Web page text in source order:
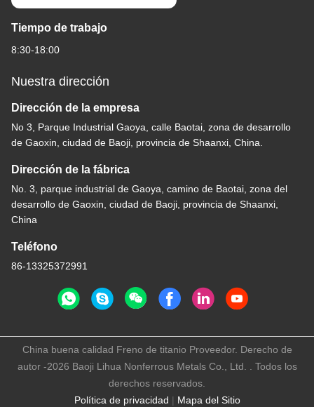
Tiempo de trabajo
8:30-18:00
Nuestra dirección
Dirección de la empresa
No 3, Parque Industrial Gaoya, calle Baotai, zona de desarrollo
de Gaoxin, ciudad de Baoji, provincia de Shaanxi, China.
Dirección de la fábrica
No. 3, parque industrial de Gaoya, camino de Baotai, zona del
desarrollo de Gaoxin, ciudad de Baoji, provincia de Shaanxi,
China
Teléfono
86-13325372991
Política de privacidad | Mapa del Sitio
China buena calidad Freno de titanio Proveedor. Derecho de
autor -2026 Baoji Lihua Nonferrous Metals Co., Ltd. . Todos los
derechos reservados.